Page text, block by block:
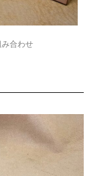
合わせ